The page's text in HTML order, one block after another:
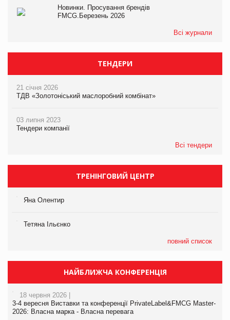
Новинки. Просування брендів
FMCG.Березень 2026
Всі журнали
ТЕНДЕРИ
21 січня 2026
ТДВ «Золотоніський маслоробний комбінат»
03 липня 2023
Тендери компанії
Всі тендери
ТРЕНІНГОВИЙ ЦЕНТР
Яна Олентир
Тетяна Ільєнко
повний список
НАЙБЛИЖЧА КОНФЕРЕНЦІЯ
18 червня 2026 |
3-4 вересня Виставки та конференції PrivateLabel&FMCG Master-
2026: Власна марка - Власна перевага